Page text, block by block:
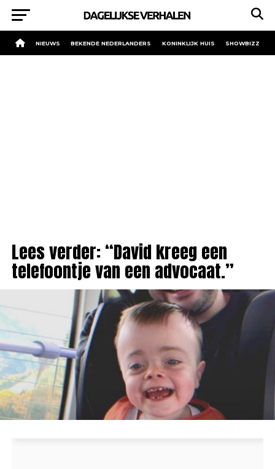
NIEUWS BEKENDE NEDERLANDERS KONINKLIJK HUIS SHOWBIZZ
Lees verder: “David kreeg een
telefoontje van een advocaat.”